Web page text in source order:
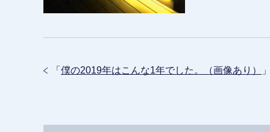
「 僕の2019年はこんな1年でした。（画像あり）